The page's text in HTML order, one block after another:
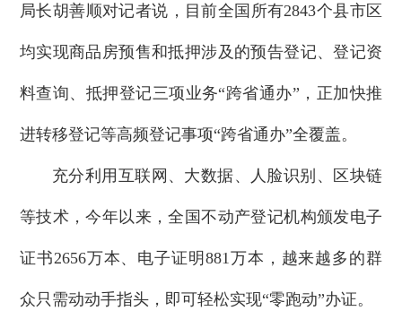
局长胡善顺对记者说，目前全国所有2843个县市区
均实现商品房预售和抵押涉及的预告登记、登记资
料查询、抵押登记三项业务“跨省通办”，正加快推
进转移登记等高频登记事项“跨省通办”全覆盖。
充分利用互联网、大数据、人脸识别、区块链
等技术，今年以来，全国不动产登记机构颁发电子
证书2656万本、电子证明881万本，越来越多的群
众只需动动手指头，即可轻松实现“零跑动”办证。